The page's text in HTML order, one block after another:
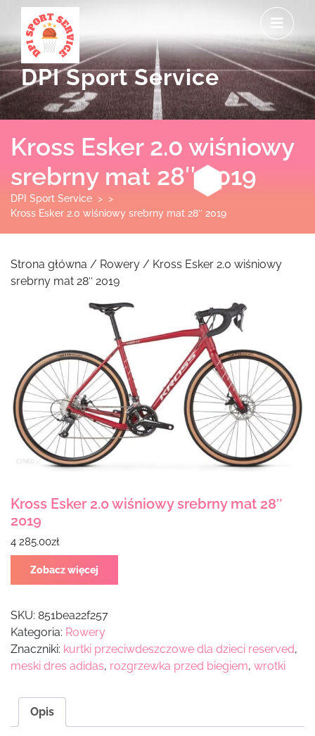
content
DPI Sport Service
Kross Esker 2.0 wiśniowy
srebrny mat 28″ 2019
DPI Sport Service > >
Kross Esker 2.0 wiśniowy srebrny mat 28″ 2019
Strona główna / Rowery / Kross Esker 2.0 wiśniowy
srebrny mat 28″ 2019
Kross Esker 2.0 wiśniowy srebrny mat 28″
2019
4 285.00zł
Zobacz więcej
SKU: 851bea22f257
Kategoria: Rowery
Znaczniki: kurtki przeciwdeszczowe dla dzieci reserved,
meski dres adidas, rozgrzewka przed biegiem, wrotki
Opis